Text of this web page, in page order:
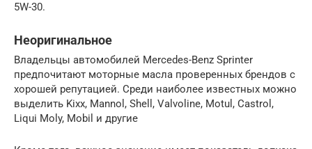
5W-30.
Неоригинальное
Владельцы автомобилей Mercedes-Benz Sprinter
предпочитают моторные масла проверенных брендов с
хорошей репутацией. Среди наиболее известных можно
выделить Kixx, Mannol, Shell, Valvoline, Motul, Castrol,
Liqui Moly, Mobil и другие